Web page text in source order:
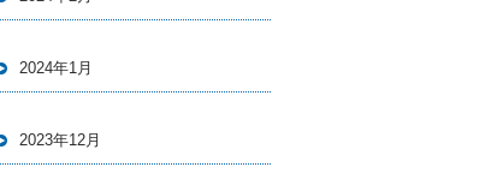
2024年1月
2023年12月